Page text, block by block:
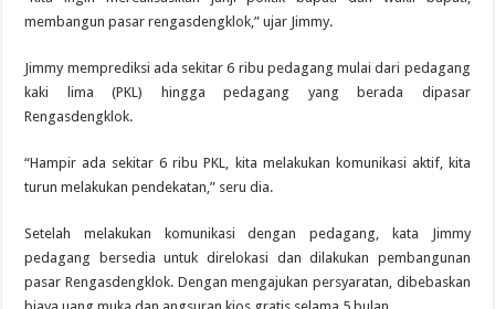
membangun pasar rengasdengklok,” ujar Jimmy.
Jimmy memprediksi ada sekitar 6 ribu pedagang mulai dari pedagang
kaki lima (PKL) hingga pedagang yang berada dipasar
Rengasdengklok.
“Hampir ada sekitar 6 ribu PKL, kita melakukan komunikasi aktif, kita
turun melakukan pendekatan,” seru dia.
Setelah melakukan komunikasi dengan pedagang, kata Jimmy
pedagang bersedia untuk direlokasi dan dilakukan pembangunan
pasar Rengasdengklok. Dengan mengajukan persyaratan, dibebaskan